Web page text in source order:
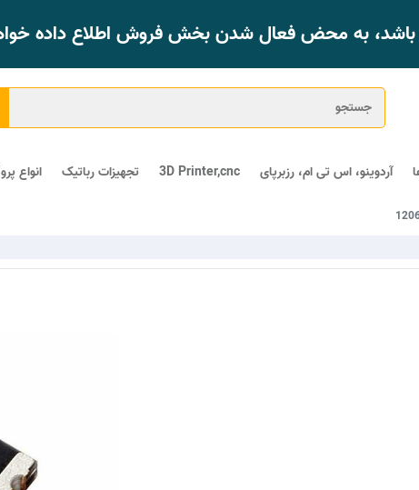
باشد، به محض فعال شدن بخش فروش اطلاع داده
آردوینو، اس تی ام، رزبرپای 3D Printer,cnc تجهیزات رباتیک انواع